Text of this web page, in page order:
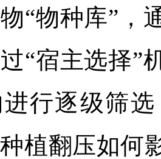
“物种库”，
“宿主选择”
行逐级筛
植翻压如何